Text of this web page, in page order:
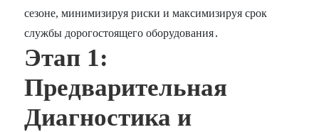
сезоне, минимизируя риски и максимизируя срок
службы дорогостоящего оборудования․
Этап 1:
Предварительная
Диагностика и